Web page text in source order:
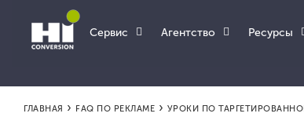
Сервис Агентство Ресурсы
ГЛАВНАЯ › FAQ ПО РЕКЛАМЕ › УРОКИ ПО